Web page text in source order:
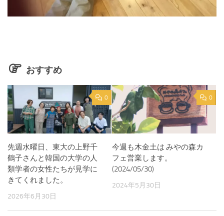
おすすめ
0
先週水曜日、東大の上野千
鶴子さんと韓国の大学の人
類学者の女性たちが見学に
きてくれました。
2026年6月30日
0
今週も木金土は みやの森カ
フェ営業します。
(2024/05/30)
2024年5月30日